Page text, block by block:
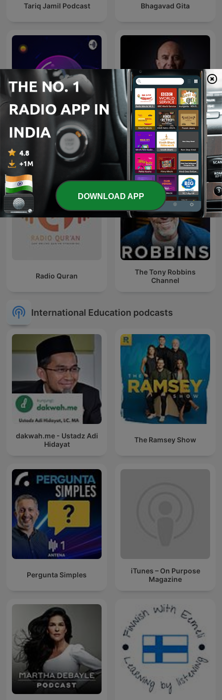
Tariq Jamil Podcast Bhagavad Gita
Quran
The Robin Sharma
Mastery Sessions
Radio Quran
The Tony Robbins
Channel
International Education podcasts
dakwah.me - Ustadz Adi
Hidayat
The Ramsey Show
Pergunta Simples
iTunes – On Purpose
Magazine
DOWNLOAD APP